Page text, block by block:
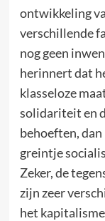
ontwikkeling
verschillende
nog geen
herinnert dat
klasseloze
solidariteit en
behoeften, dan
greintje
Zeker, de
zijn zeer
het